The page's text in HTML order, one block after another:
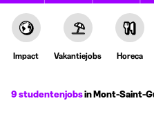
Impact Vakantiejobs Horeca
9 studentenjobsin Mont-Saint-